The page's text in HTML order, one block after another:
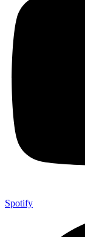
Spotify